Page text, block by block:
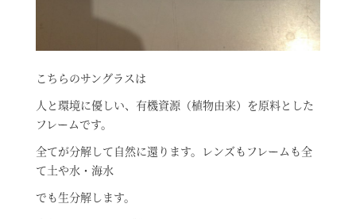
こちらのサングラスは
人と環境に優しい、有機資源（植物由来）を原料とした
フレームです。
全てが分解して自然に還ります。レンズもフレームも全
て土や水・海水
でも生分解します。